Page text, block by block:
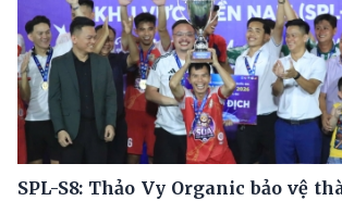
SPL-S8: Thảo Vy Organic bảo vệ